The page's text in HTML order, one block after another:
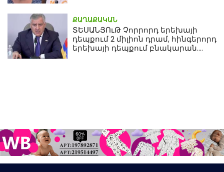
ՔԱՂԱՔԱԿԱՆ
ՏԵՍԱՆՅՈւԹ Չորրորդ երեխայի
դեպքում 2 միլիոն դրամ, հինգերորդ
երեխայի դեպքում բնակարան.